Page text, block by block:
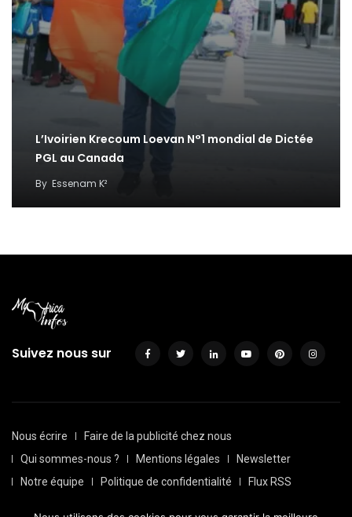
L’Ivoirien Krecoum Loevan N°1 mondial de Dictée
PGL au Canada
By Essenam K²
Suivez nous sur
Nous écrire
Faire de la publicité chez nous
Qui sommes-nous ?
Mentions légales
Newsletter
Notre équipe
Politique de confidentialité
Flux RSS